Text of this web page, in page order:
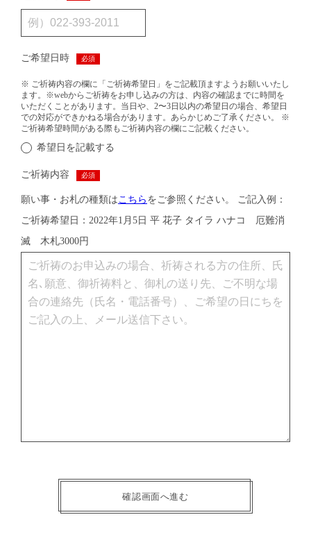
ご希望日時 必須
※ ご祈祷内容の欄に「ご祈祷希望日」をご記載頂ますようお願いいたし
ます。※webからご祈祷をお申し込みの方は、内容の確認までに時間を
いただくことがあります。当日や、2〜3日以内の希望日の場合、希望日
での対応ができかねる場合があります。あらかじめご了承ください。 ※
ご祈祷希望時間がある際もご祈祷内容の欄にご記載ください。
希望日を記載する
ご祈祷内容 必須
願い事・お札の種類は こちら をご参照ください。 ご記入例：
ご祈祷希望日：2022年1月5日 平 花子 タイラ ハナコ 厄難消
滅 木札3000円